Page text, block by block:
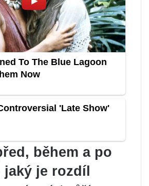
během a po
je rozdíl